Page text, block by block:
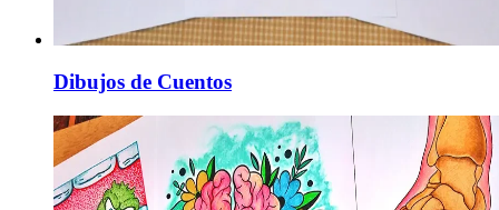
Dibujos de Cuentos